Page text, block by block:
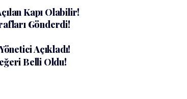
Kapı Olabilir!
Gönderdi!
Açıkladı!
Belli Oldu!